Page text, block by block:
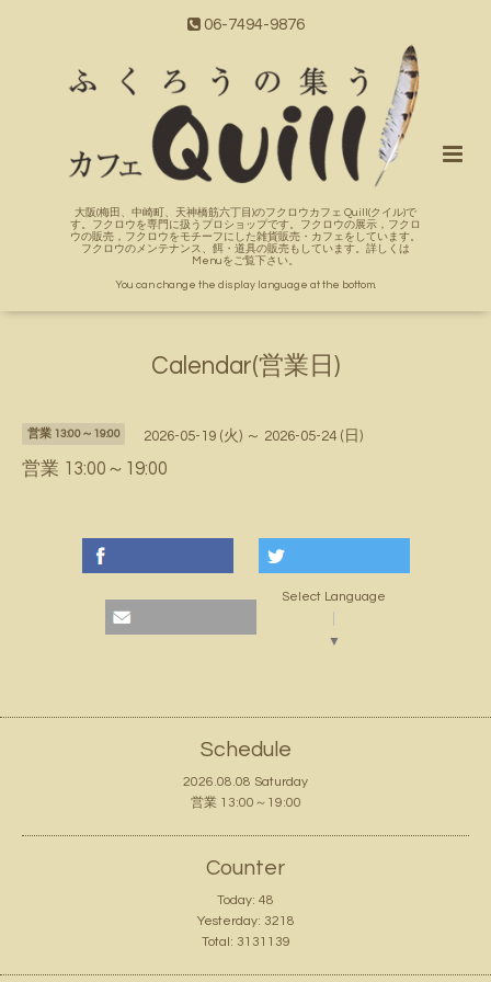
06-7494-9876
大阪(梅田、中崎町、天神橋筋六丁目)のフクロウカフェ Quill(クイル)で
す。フクロウを専門に扱うプロショップです。フクロウの展示，フクロ
ウの販売，フクロウをモチーフにした雑貨販売・カフェをしています。
フクロウのメンテナンス、餌・道具の販売もしています。詳しくは
Menuをご覧下さい。
You can change the display language at the bottom.
Calendar(営業日)
営業 13:00～19:00 2026-05-19 (火) ～ 2026-05-24 (日)
営業 13:00～19:00
Select Language
▼
Schedule
2026.08.08 Saturday
営業 13:00～19:00
Counter
Today: 48
Yesterday: 3218
Total: 3131139